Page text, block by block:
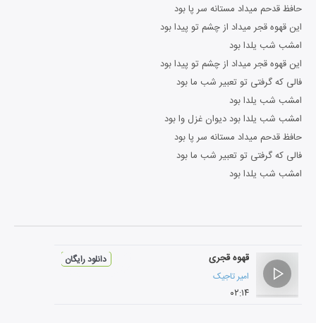
حافظ قدحم میداد مستانه سر پا بود
این قهوه قجر میداد از چشم تو پیدا بود
امشب شب یلدا بود
این قهوه قجر میداد از چشم تو پیدا بود
فالی که گرفتی تو تعبیر شب ما بود
امشب شب یلدا بود
امشب شب یلدا بود دیوان غزل وا بود
حافظ قدحم میداد مستانه سر پا بود
فالی که گرفتی تو تعبیر شب ما بود
امشب شب یلدا بود
قهوه قجری
امیر تاجیک
۰۲:۱۴
دانلود رایگان